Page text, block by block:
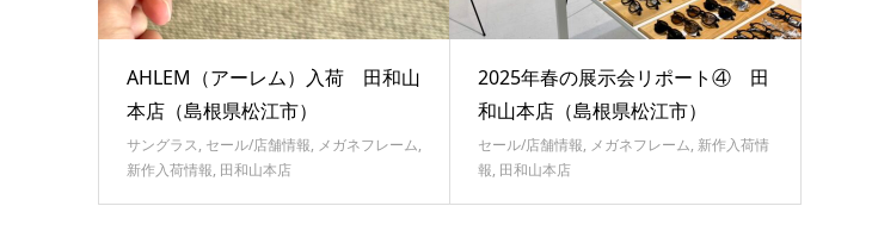
AHLEM（アーレム）入荷 田和山
本店（島根県松江市）
サングラス, セール/店舗情報, メガネフレーム,
新作入荷情報, 田和山本店
2025年春の展示会リポート④ 田
和山本店（島根県松江市）
セール/店舗情報, メガネフレーム, 新作入荷情
報, 田和山本店